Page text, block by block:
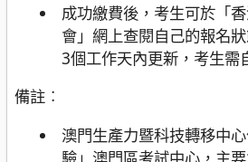
成功繳費後，考生可於「
會」網上查閱自己的報名
3個工作天內更新，考生需
備註︰
澳門生產力暨科技轉移中
驗」澳門區考試中心，主